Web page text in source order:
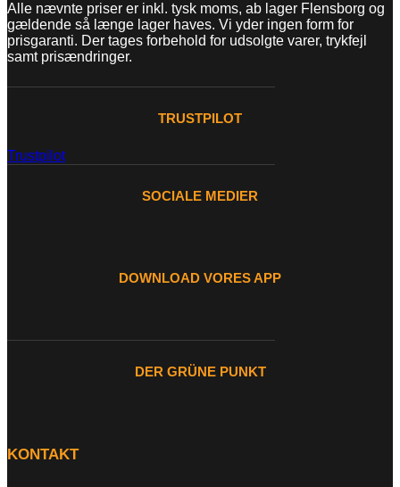
Alle nævnte priser er inkl. tysk moms, ab lager Flensborg og
gældende så længe lager haves. Vi yder ingen form for
prisgaranti. Der tages forbehold for udsolgte varer, trykfejl
samt prisændringer.
TRUSTPILOT
Trustpilot
SOCIALE MEDIER
DOWNLOAD VORES APP
DER GRÜNE PUNKT
KONTAKT